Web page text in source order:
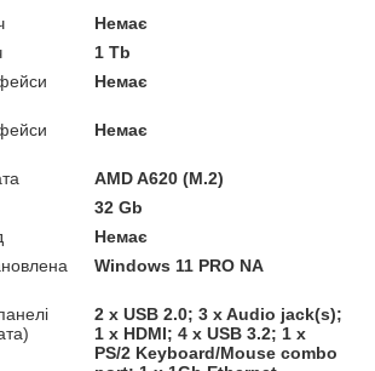
Немає
1 Tb
Немає
Немає
AMD A620 (M.2)
32 Gb
Немає
Windows 11 PRO NA
2 x USB 2.0; 3 x Audio jack(s);
1 x HDMI; 4 x USB 3.2; 1 x
PS/2 Keyboard/Mouse combo